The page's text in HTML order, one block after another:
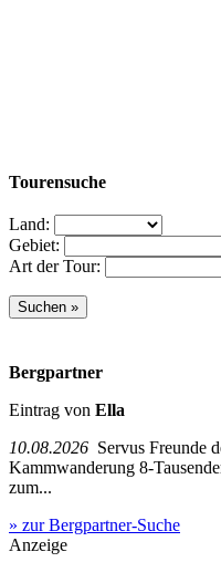
Tourensuche
Land:
Gebiet:
Art der Tour:
Bergpartner
Eintrag von Ella
10.08.2026 Servus Freunde
Kammwanderung 8-
zum...
» zur Bergpartner-Suche
Anzeige